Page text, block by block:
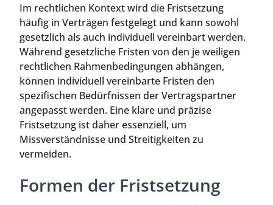
Im rechtlichen Kontext wird die Fristsetzung
häufig in Verträgen festgelegt und kann sowohl
gesetzlich als auch individuell vereinbart werden.
Während gesetzliche Fristen von den je weiligen
rechtlichen Rahmenbedingungen abhängen,
können individuell vereinbarte Fristen den
spezifischen Bedürfnissen der Vertragspartner
angepasst werden. Eine klare und präzise
Fristsetzung ist daher essenziell, um
Missverständnisse und Streitigkeiten zu
vermeiden.
Formen der Fristsetzung